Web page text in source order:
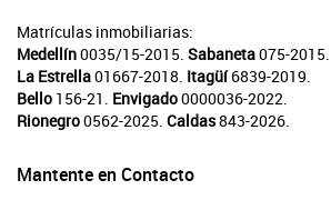
Matrículas inmobiliarias:
Medellín0035/15-2015. Sabaneta075-2015.
La Estrella01667-2018. Itagüí6839-2019.
Bello 156-21. Envigado0000036-2022.
Rionegro0562-2025. Caldas843-2026.
Mantente en Contacto